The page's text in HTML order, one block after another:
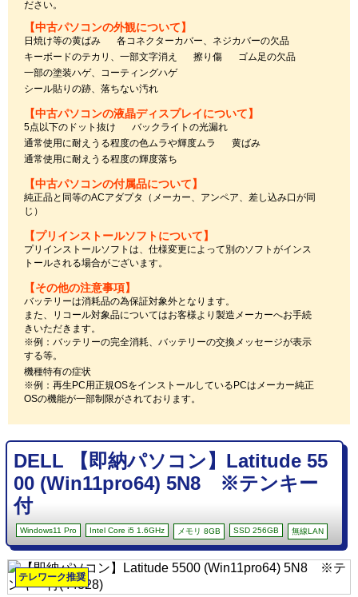
ださい。
【中古パソコンの外観について】
日焼け等の黄ばみ
各コネクターカバー、ネジカバーの欠品
キーボードのテカリ、一部文字消え
擦り傷
ゴム足の欠品
一部の塗装ハゲ、コーティングハゲ
シール貼りの跡、落ちない汚れ
【中古パソコンの液晶ディスプレイについて】
5点以下のドット抜け
バックライトの光漏れ
通常使用に耐えうる程度の色ムラや輝度ムラ
黄ばみ
通常使用に耐えうる程度の輝度落ち
【中古パソコンの付属品について】
純正品と同等のACアダプタ（メーカー、アンペア、差し込み口が同
じ）
【プリインストールソフトについて】
プリインストールソフトは、仕様変更によって別のソフトがインス
トールされる場合がございます。
【その他の注意事項】
バッテリーは消耗品の為保証対象外となります。
また、リコール対象品についてはお客様より製造メーカーへお手続
きいただきます。
※例：バッテリーの完全消耗、バッテリーの交換メッセージが表示
する等。
機種特有の症状
※例：再生PC用正規OSをインストールしているPCはメーカー純正
OSの機能が一部制限がされております。
DELL 【即納パソコン】Latitude 55
00 (Win11pro64) 5N8 ※テンキー
付
Windows11 Pro Intel Core i5 1.6GHz メモリ 8GB SSD 256GB 無線LAN
テレワーク推奨